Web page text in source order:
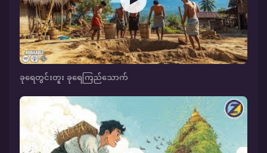
ခုရေတွင်းတူး ခုရေကြည်သောက်